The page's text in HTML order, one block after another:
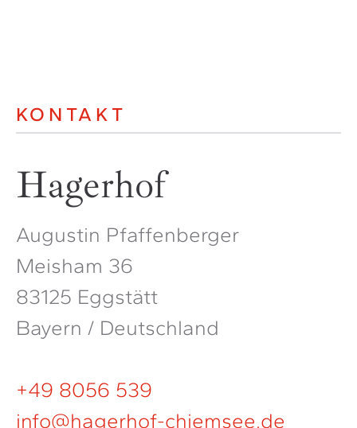
KONTAKT
Hagerhof
Augustin Pfaffenberger
Meisham 36
83125 Eggstätt
Bayern / Deutschland
+49 8056 539
info@hagerhof-chiemsee.de